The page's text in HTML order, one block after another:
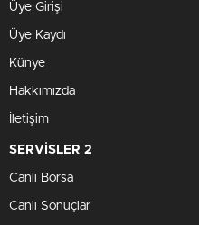
Üye Girişi
Üye Kaydı
Künye
Hakkımızda
İletişim
SERVİSLER 2
Canlı Borsa
Canlı Sonuçlar